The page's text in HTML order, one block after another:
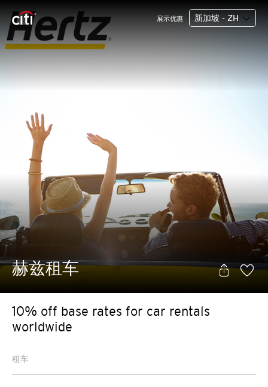
展示优惠 新加坡 - ZH
赫兹租车
10% off base rates for car rentals
worldwide
租车